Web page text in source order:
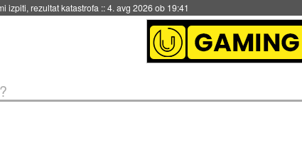
večkratno uporabo::4. avg 2026 ob 19:41